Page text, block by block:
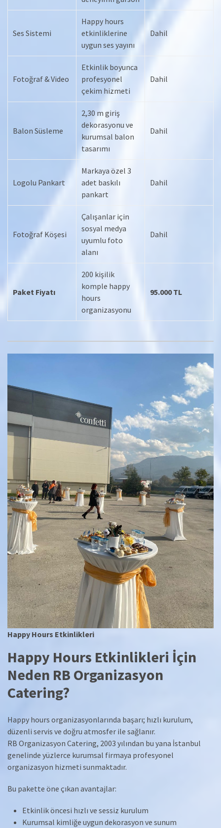
Ses Sistemi
Happy hours
etkinliklerine
uygun ses yayını
Dahil
Fotoğraf & Video
Etkinlik boyunca
profesyonel
çekim hizmeti
Dahil
Balon Süsleme
2,30 m giriş
dekorasyonu ve
kurumsal balon
tasarımı
Dahil
Logolu Pankart
Markaya özel 3
adet baskılı
pankart
Dahil
Fotoğraf Köşesi
Çalışanlar için
sosyal medya
uyumlu foto
alanı
Dahil
Paket Fiyatı
200 kişilik
komple happy
hours
organizasyonu
95.000 TL
Happy Hours Etkinlikleri
Happy Hours Etkinlikleri İçin
Neden RB Organizasyon
Catering?
Happy hours organizasyonlarında başarı; hızlı kurulum,
düzenli servis ve doğru atmosfer ile sağlanır.
RB Organizasyon Catering, 2003 yılından bu yana İstanbul
genelinde yüzlerce kurumsal firmaya profesyonel
organizasyon hizmeti sunmaktadır.
Bu pakette öne çıkan avantajlar:
Etkinlik öncesi hızlı ve sessiz kurulum
Kurumsal kimliğe uygun dekorasyon ve sunum